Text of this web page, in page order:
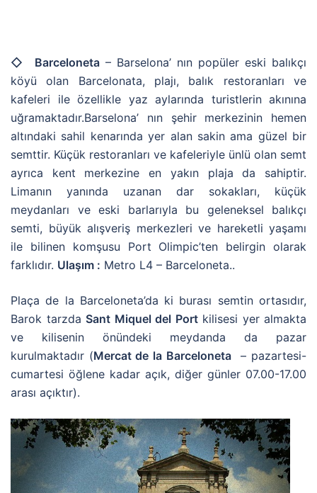
◇ Barceloneta – Barselona’ nın popüler eski balıkçı
köyü olan Barcelonata, plajı, balık restoranları ve
kafeleri ile özellikle yaz aylarında turistlerin akınına
uğramaktadır.Barselona’ nın şehir merkezinin hemen
altındaki sahil kenarında yer alan sakin ama güzel bir
semttir. Küçük restoranları ve kafeleriyle ünlü olan semt
ayrıca kent merkezine en yakın plaja da sahiptir.
Limanın yanında uzanan dar sokakları, küçük
meydanları ve eski barlarıyla bu geleneksel balıkçı
semti, büyük alışveriş merkezleri ve hareketli yaşamı
ile bilinen komşusu Port Olimpic’ten belirgin olarak
farklıdır. Ulaşım : Metro L4 – Barceloneta..
Plaça de la Barceloneta’da ki burası semtin ortasıdır,
Barok tarzda Sant Miquel del Portkilisesi yer almakta
ve kilisenin önündeki meydanda da pazar
kurulmaktadır (Mercat de la Barceloneta– pazartesi-
cumartesi öğlene kadar açık, diğer günler 07.00-17.00
arası açıktır).